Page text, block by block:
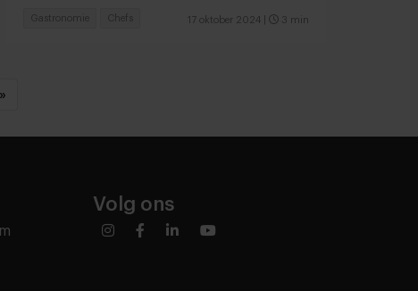
17 oktober 2024 3 min
Gastronomie Chefs
»
Volg ons